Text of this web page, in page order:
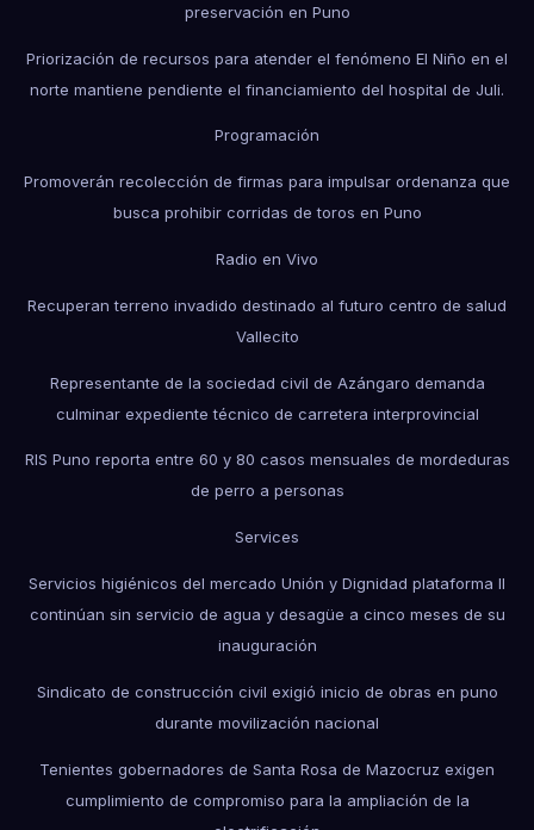
preservación en Puno
Priorización de recursos para atender el fenómeno El Niño en el
norte mantiene pendiente el financiamiento del hospital de Juli.
Programación
Promoverán recolección de firmas para impulsar ordenanza que
busca prohibir corridas de toros en Puno
Radio en Vivo
Recuperan terreno invadido destinado al futuro centro de salud
Vallecito
Representante de la sociedad civil de Azángaro demanda
culminar expediente técnico de carretera interprovincial
RIS Puno reporta entre 60 y 80 casos mensuales de mordeduras
de perro a personas
Services
Servicios higiénicos del mercado Unión y Dignidad plataforma II
continúan sin servicio de agua y desagüe a cinco meses de su
inauguración
Sindicato de construcción civil exigió inicio de obras en puno
durante movilización nacional
Tenientes gobernadores de Santa Rosa de Mazocruz exigen
cumplimiento de compromiso para la ampliación de la